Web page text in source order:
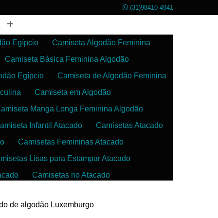
(31)98410-4941
Egípcio
Camiseta Algodão Feminina
Camiseta Básica Feminina Algodão
Egípcio
Camiseta de Algodão Feminina
Camiseta em Algodão
Manga Longa Feminina Algodão
Infantil Atacado
Camisetas Atacado
Camisetas Femininas Atacado
Lisas para Estampar Atacado
Camisetas no Atacado
Confecção de Roupas
de algodão Luxemburgo